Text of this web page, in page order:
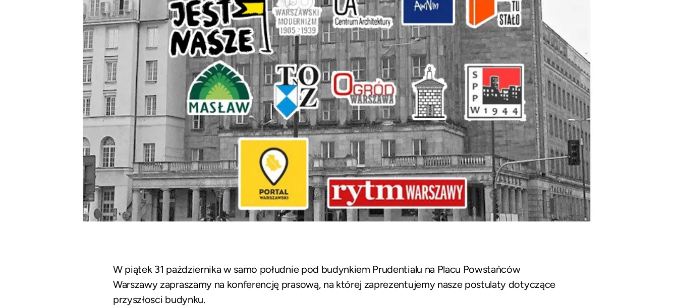
W piątek 31 października w samo południe pod budynkiem Prudentialu na Placu Powstańców
Warszawy zapraszamy na konferencję prasową, na której zaprezentujemy nasze postulaty dotyczące
przyszłosci budynku.